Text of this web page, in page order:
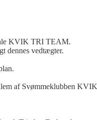
KVIK TRI TEAM.
dennes vedtægter.
af Svømmeklubben